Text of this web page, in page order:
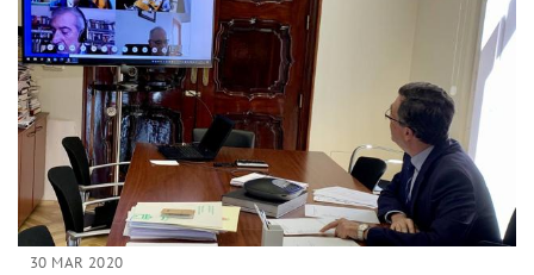
30 MAR 2020